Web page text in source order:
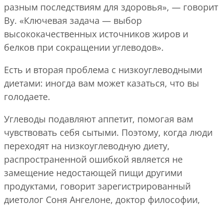
разным последствиям для здоровья», — говорит
Ву. «Ключевая задача — выбор
высококачественных источников жиров и
белков при сокращении углеводов».
Есть и вторая проблема с низкоуглеводными
диетами: иногда вам может казаться, что вы
голодаете.
Углеводы подавляют аппетит, помогая вам
чувствовать себя сытыми. Поэтому, когда люди
переходят на низкоуглеводную диету,
распространенной ошибкой является не
замещение недостающей пищи другими
продуктами, говорит зарегистрированный
диетолог Соня Ангелоне, доктор философии,